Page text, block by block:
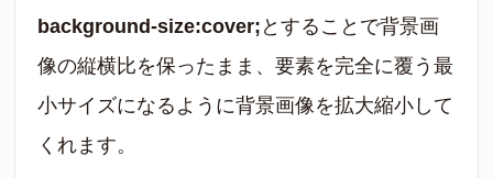
background-size:cover; とすることで背景画
像の縦横比を保ったまま、要素を完全に覆う最
小サイズになるように背景画像を拡大縮小して
くれます。